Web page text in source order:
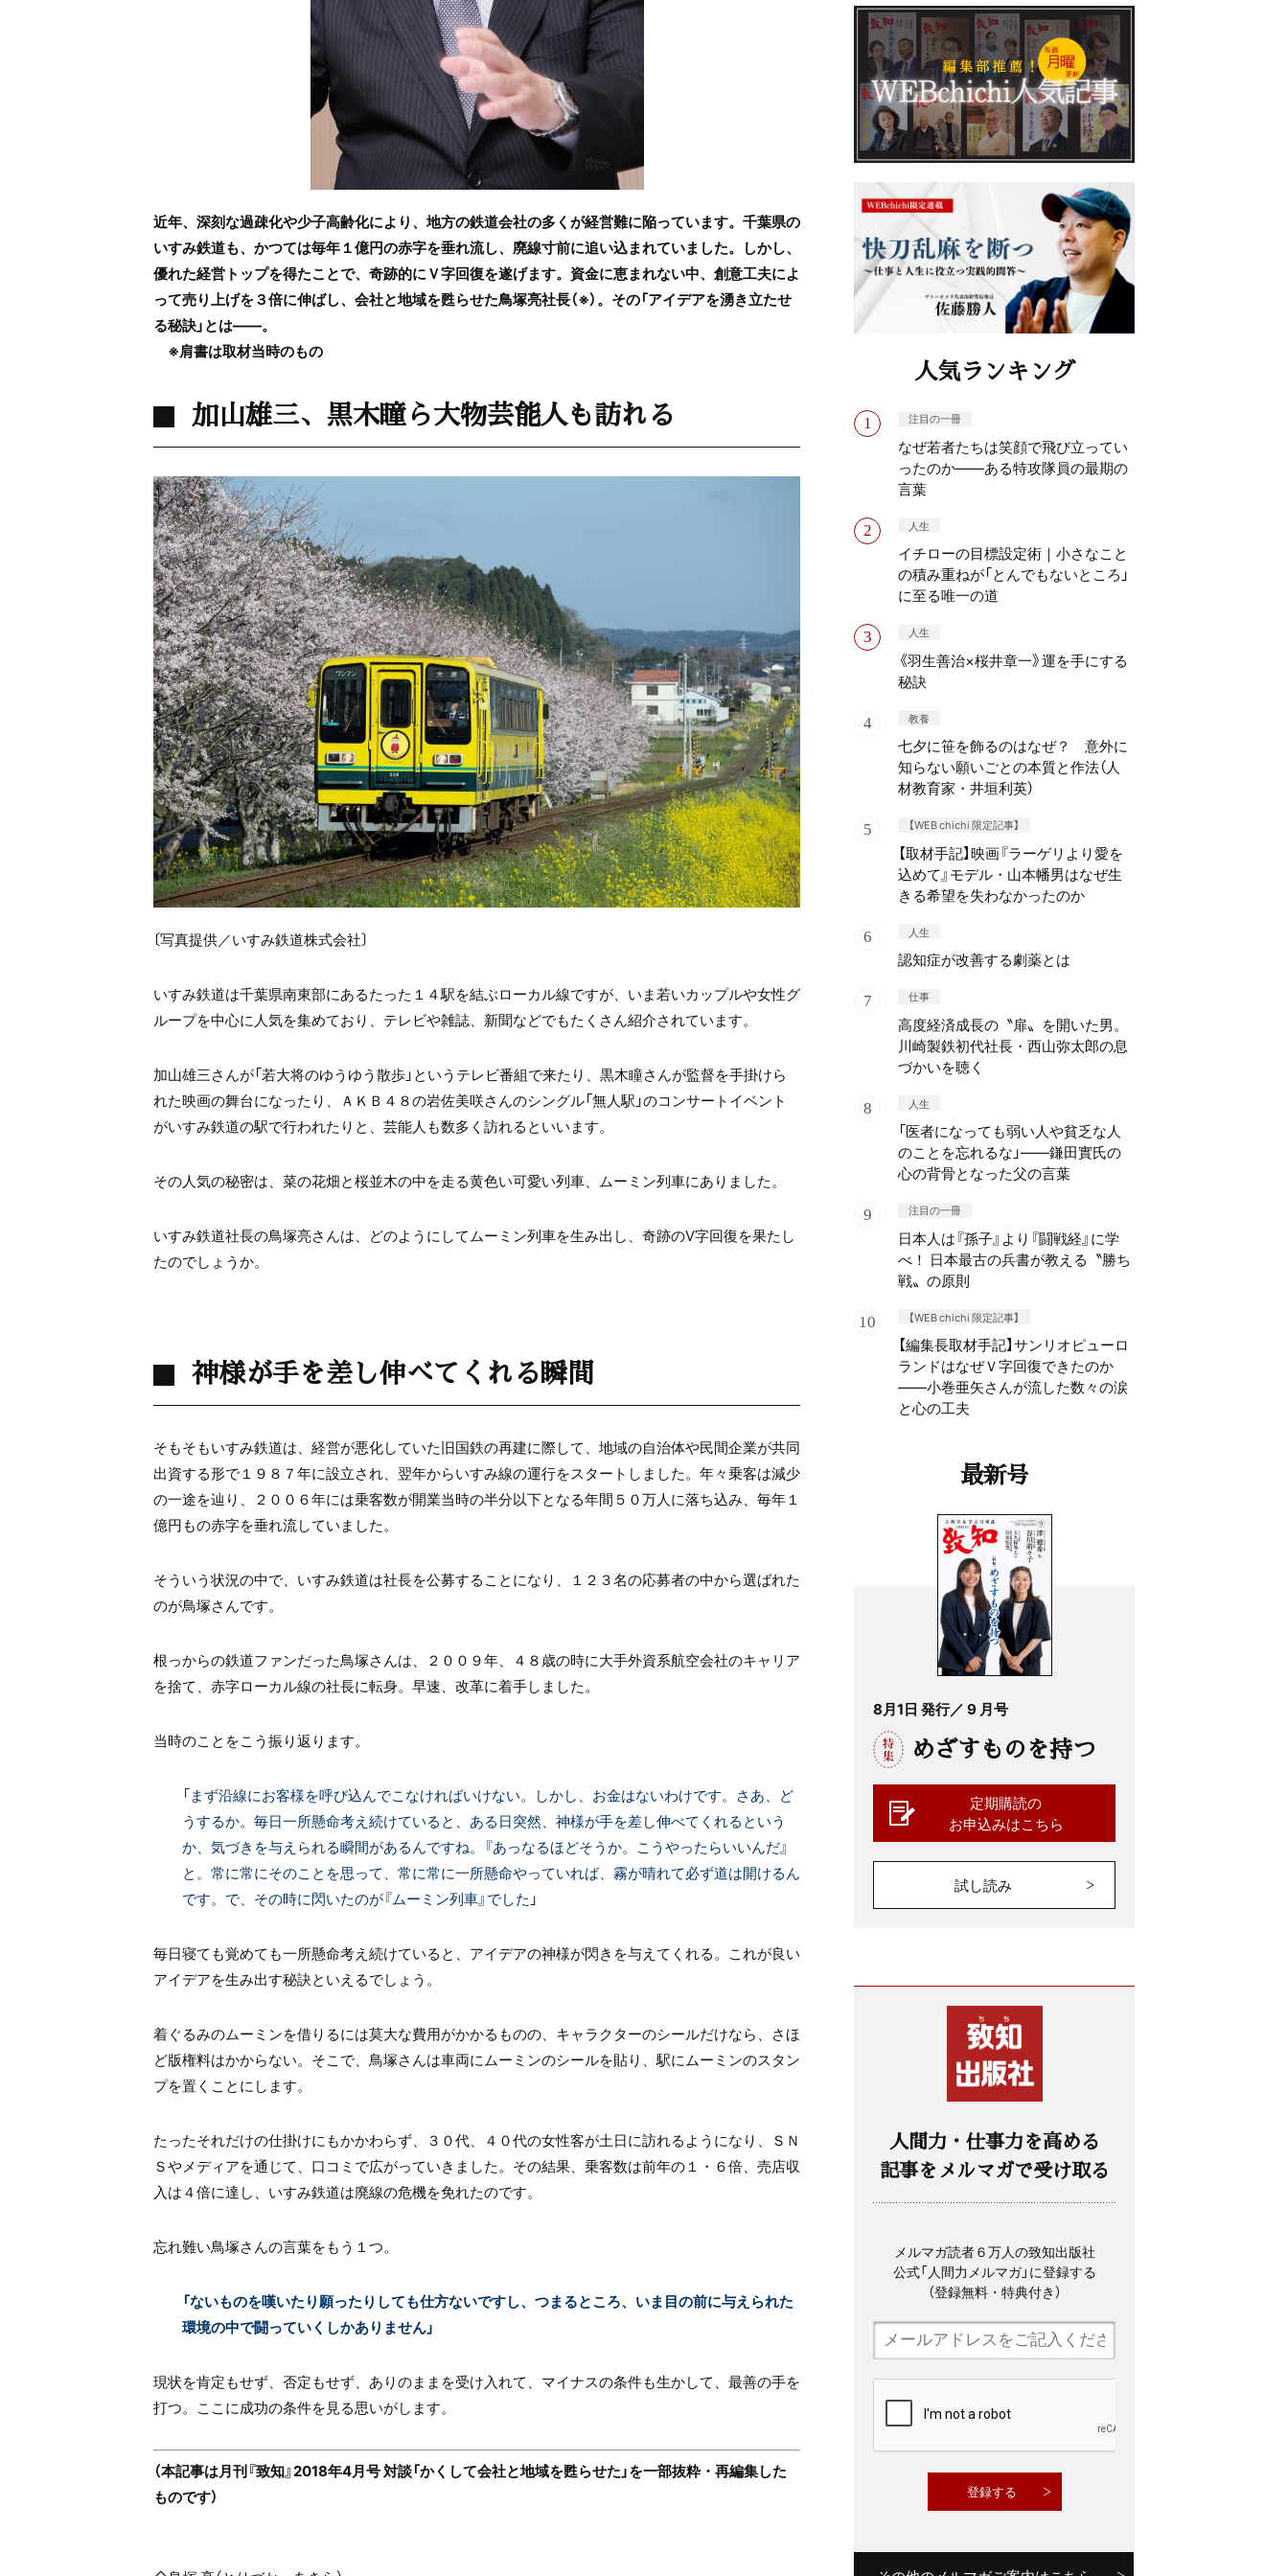
近年、深刻な過疎化や少子高齢化により、地方の鉄道会社の多くが経営難に陥っています。千葉県の
いすみ鉄道も、かつては毎年１億円の赤字を垂れ流し、廃線寸前に追い込まれていました。しかし、
優れた経営トップを得たことで、奇跡的にＶ字回復を遂げます。資金に恵まれない中、創意工夫によ
って売り上げを３倍に伸ばし、会社と地域を甦らせた鳥塚亮社長（※）。その「アイデアを湧き立たせ
る秘訣」とは――。
※肩書は取材当時のもの
加山雄三、黒木瞳ら大物芸能人も訪れる
〔写真提供／いすみ鉄道株式会社〕
いすみ鉄道は千葉県南東部にあるたった１４駅を結ぶローカル線ですが、いま若いカップルや女性グ
ループを中心に人気を集めており、テレビや雑誌、新聞などでもたくさん紹介されています。
加山雄三さんが「若大将のゆうゆう散歩」というテレビ番組で来たり、黒木瞳さんが監督を手掛けら
れた映画の舞台になったり、ＡＫＢ４８の岩佐美咲さんのシングル「無人駅」のコンサートイベント
がいすみ鉄道の駅で行われたりと、芸能人も数多く訪れるといいます。
その人気の秘密は、菜の花畑と桜並木の中を走る黄色い可愛い列車、ムーミン列車にありました。
いすみ鉄道社長の鳥塚亮さんは、どのようにしてムーミン列車を生み出し、奇跡のV字回復を果たし
たのでしょうか。
神様が手を差し伸べてくれる瞬間
そもそもいすみ鉄道は、経営が悪化していた旧国鉄の再建に際して、地域の自治体や民間企業が共同
出資する形で１９８７年に設立され、翌年からいすみ線の運行をスタートしました。年々乗客は減少
の一途を辿り、２００６年には乗客数が開業当時の半分以下となる年間５０万人に落ち込み、毎年１
億円もの赤字を垂れ流していました。
そういう状況の中で、いすみ鉄道は社長を公募することになり、１２３名の応募者の中から選ばれた
のが鳥塚さんです。
根っからの鉄道ファンだった鳥塚さんは、２００９年、４８歳の時に大手外資系航空会社のキャリア
を捨て、赤字ローカル線の社長に転身。早速、改革に着手しました。
当時のことをこう振り返ります。
「まず沿線にお客様を呼び込んでこなければいけない。しかし、お金はないわけです。さあ、ど
うするか。毎日一所懸命考え続けていると、ある日突然、神様が手を差し伸べてくれるという
か、気づきを与えられる瞬間があるんですね。『あっなるほどそうか。こうやったらいいんだ』
と。常に常にそのことを思って、常に常に一所懸命やっていれば、霧が晴れて必ず道は開けるん
です。で、その時に閃いたのが『ムーミン列車』でした」
毎日寝ても覚めても一所懸命考え続けていると、アイデアの神様が閃きを与えてくれる。これが良い
アイデアを生み出す秘訣といえるでしょう。
着ぐるみのムーミンを借りるには莫大な費用がかかるものの、キャラクターのシールだけなら、さほ
ど版権料はかからない。そこで、鳥塚さんは車両にムーミンのシールを貼り、駅にムーミンのスタン
プを置くことにします。
たったそれだけの仕掛けにもかかわらず、３０代、４０代の女性客が土日に訪れるようになり、ＳＮ
Ｓやメディアを通じて、口コミで広がっていきました。その結果、乗客数は前年の１・６倍、売店収
入は４倍に達し、いすみ鉄道は廃線の危機を免れたのです。
忘れ難い鳥塚さんの言葉をもう１つ。
「ないものを嘆いたり願ったりしても仕方ないですし、つまるところ、いま目の前に与えられた
環境の中で闘っていくしかありません」
現状を肯定もせず、否定もせず、ありのままを受け入れて、マイナスの条件も生かして、最善の手を
打つ。ここに成功の条件を見る思いがします。
（本記事は月刊『致知』2018年4月号 対談「かくして会社と地域を甦らせた」を一部抜粋・再編集した
ものです）
人気ランキング
注目の一冊
なぜ若者たちは笑顔で飛び立ってい
ったのか——ある特攻隊員の最期の
言葉
人生
イチローの目標設定術｜小さなこと
の積み重ねが「とんでもないところ」
に至る唯一の道
人生
《羽生善治×桜井章一》運を手にする
秘訣
教養
七夕に笹を飾るのはなぜ？ 意外に
知らない願いごとの本質と作法（人
材教育家・井垣利英）
【WEB chichi 限定記事】
【取材手記】映画『ラーゲリより愛を
込めて』モデル・山本幡男はなぜ生
きる希望を失わなかったのか
人生
認知症が改善する劇薬とは
仕事
高度経済成長の〝扉〟を開いた男。
川崎製鉄初代社長・西山弥太郎の息
づかいを聴く
人生
「医者になっても弱い人や貧乏な人
のことを忘れるな」——鎌田實氏の
心の背骨となった父の言葉
注目の一冊
日本人は『孫子』より『闘戦経』に学
べ！ 日本最古の兵書が教える〝勝ち
戦〟の原則
【WEB chichi 限定記事】
【編集長取材手記】サンリオピューロ
ランドはなぜＶ字回復できたのか
——小巻亜矢さんが流した数々の涙
と心の工夫
最新号
8月1日 発行／ 9 月号
めざすものを持つ
定期購読の
お申込みはこちら
試し読み
人間力・仕事力を高める
記事をメルマガで受け取る
メルマガ読者６万人の致知出版社
公式「人間力メルマガ」に登録する
（登録無料・特典付き）